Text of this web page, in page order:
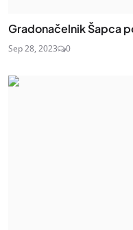
Gradonačelnik Šapca
Sep 28, 2023 0